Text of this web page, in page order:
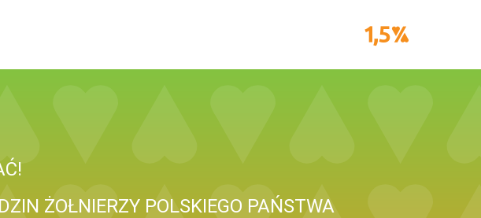
ŻOŁNIERZY POLSKIEGO PAŃSTWA